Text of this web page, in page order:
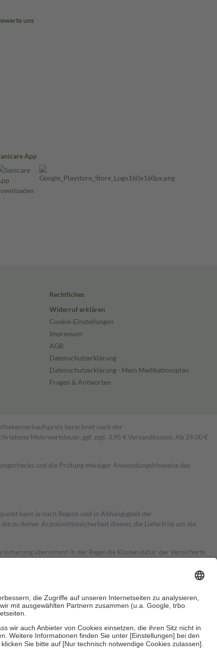
uns
App
Rechtliches
Widerruf erklären
Cookie-Einstellungen
Impressum
AGB
Datenschutzerklärung
Datenschutzerklärung - Mein Medikationsplan
Fragen & Antworten
berechnet nach der
Mehrwertsteuer, ggf. zzgl. 3,95 € Versandkosten. Ab 29,00 €
und die Prüfung etwaiger Anwendungshinweise des
kann je nach Region und in Abhängigkeit der
zu deiner Arzneimittelsicherheit dienen, die Lieferfrist um die
übernimmt in der Regel die Kosten dafür, der Versicherte
Es sind jedoch nie mehr als die tatsächlichen Kosten der Leistung
Zuzahlungen